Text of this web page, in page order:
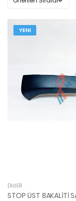
YENI
DIĞER